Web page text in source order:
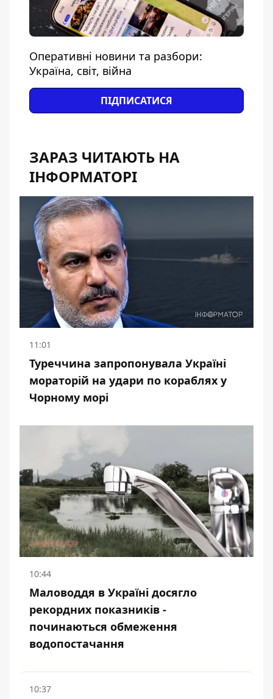
Оперативні новини та разбори:
Україна, світ, війна
ПІДПИСАТИСЯ
ЗАРАЗ ЧИТАЮТЬ НА
ІНФОРМАТОРІ
11:01
Туреччина запропонувала Україні
мораторій на удари по кораблях у
Чорному морі
10:44
Маловоддя в Україні досягло
рекордних показників -
починаються обмеження
водопостачання
10:37